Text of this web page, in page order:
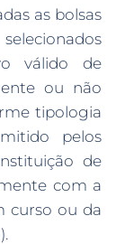
as bolsas
válido de
ou não
tipologia
pelos
de
com a
curso ou da